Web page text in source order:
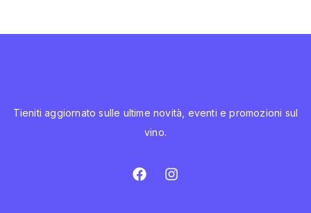
Tieniti aggiornato sulle ultime novità, eventi e promozioni sul
vino.